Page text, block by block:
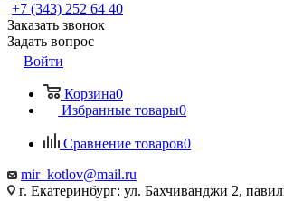
+7 (343) 252 64 40
Заказать звонок
Задать вопрос
Войти
Корзина0
Избранные товары0
Сравнение товаров0
mir_kotlov@mail.ru
г. Екатеринбург: ул. Бахчиванджи 2,